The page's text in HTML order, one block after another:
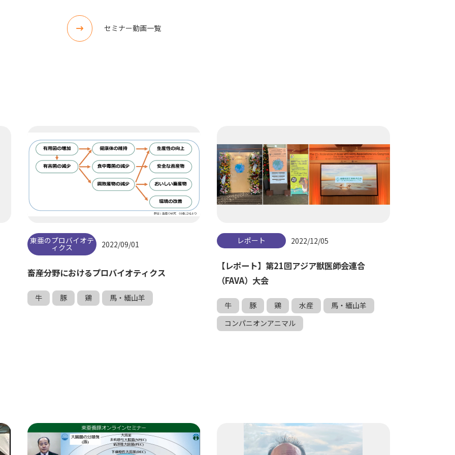
セミナー動画一覧
東亜のプロバイオテ
ィクス 2022/09/01
畜産分野におけるプロバイオティクス
牛 豚 鶏 馬・緬山羊
レポート 2022/12/05
【レポート】第21回アジア獣医師会連合
（FAVA）大会
牛 豚 鶏 水産
馬・緬山羊
コンパニオンアニマル